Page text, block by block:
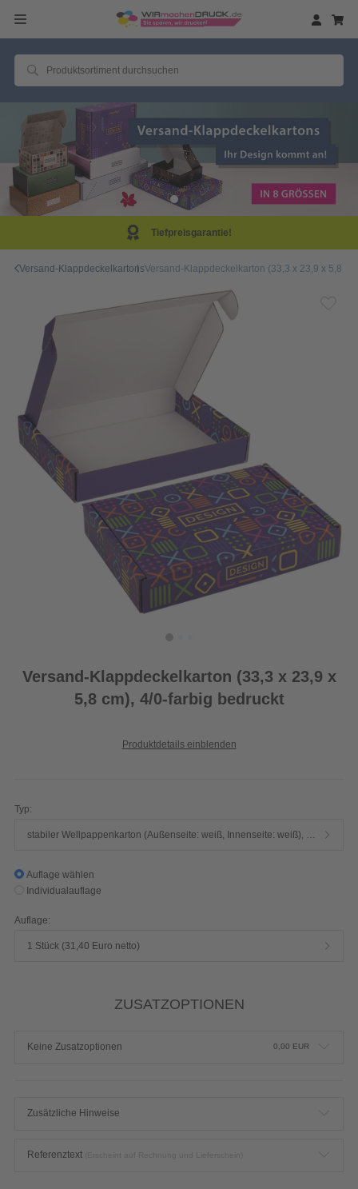
Versand-KlappdeckelkartonsVersand-Klappdeckelkarton (33,3 x 23,9 x 5,8
Versand-Klappdeckelkarton (33,3 x 23,9 x
5,8 cm), 4/0-farbig bedruckt
Produktdetails einblenden
Typ:
Auflage wählen
Individualauflage
Auflage:
1 Stück (31,40 Euro netto)
ZUSATZOPTIONEN
Keine Zusatzoptionen 0,00 EUR
Zusätzliche Hinweise
Referenztext